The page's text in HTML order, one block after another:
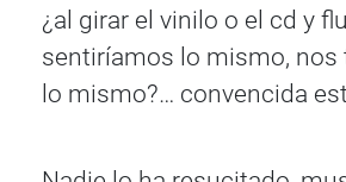
¿al girar el vinilo o el cd y
sentiríamos lo mismo, nos
lo mismo?… convencida